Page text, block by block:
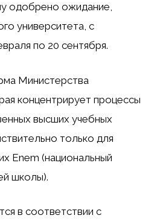
одобрено ожидание,
университета, с
по 20 сентября.
Министерства
концентрирует процессы
высших учебных
только для
Enem (национальный
школы).
в соответствии с